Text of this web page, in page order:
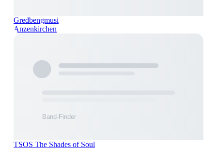
Gredbengmusi
Anzenkirchen
TSOS The Shades of Soul